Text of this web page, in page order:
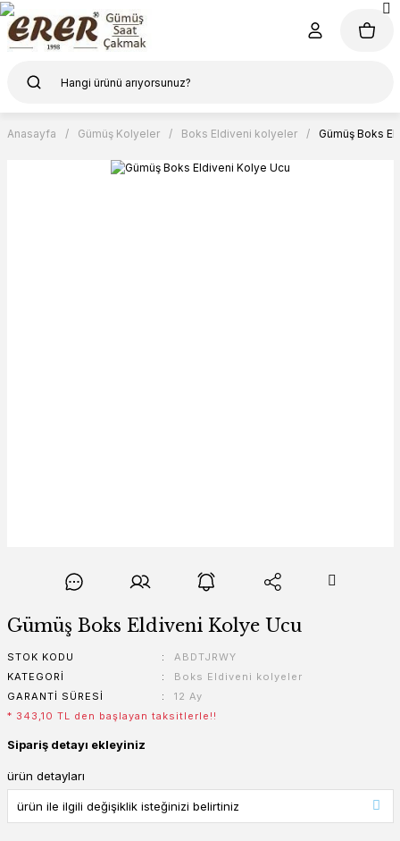
Anasayfa Gümüş Kolyeler Boks Eldiveni kolyeler Gümüş Boks
Gümüş Boks Eldiveni Kolye Ucu
STOK KODU
ABDTJRWY
KATEGORI
Boks Eldiveni kolyeler
GARANTI SÜRESI
12 Ay
* 343,10 TL den başlayan taksitlerle!!
Sipariş detayı ekleyiniz
ürün detayları